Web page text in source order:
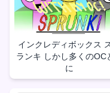
インクレディボックス
ランキ しかし多くのOC
に